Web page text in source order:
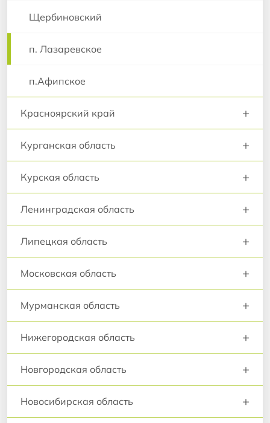
Щербиновский
п. Лазаревское
п.Афипское
Красноярский край +
Курганская область +
Курская область +
Ленинградская область +
Липецкая область +
Московская область +
Мурманская область +
Нижегородская область +
Новгородская область +
Новосибирская область +